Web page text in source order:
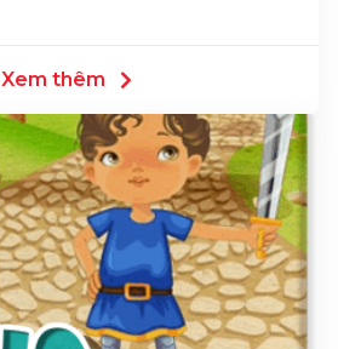
Xem thêm